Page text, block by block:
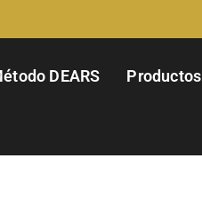
DEARS Productos